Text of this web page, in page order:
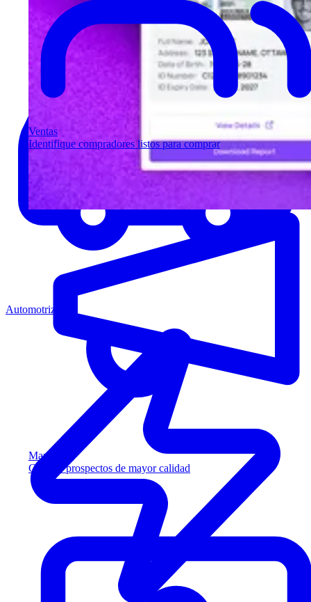
Ventas
Identifique compradores listos para comprar
Marketing
Capture prospectos de mayor calidad
Automotriz